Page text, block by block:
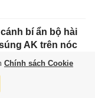
bí ẩn bộ hài
AK trên nóc
Chính sách Cookie